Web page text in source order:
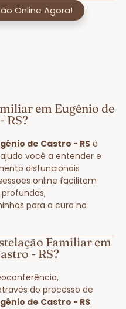
Online Agora!
em Eugênio de
RS?
de Castro - RS é
você a entender e
disfuncionais
online facilitam
para a cura no
Familiar em
- RS?
do processo de
de Castro - RS.